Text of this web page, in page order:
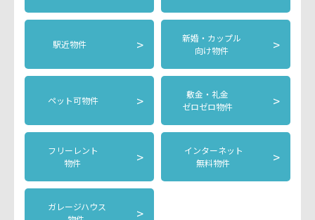
駅近物件 >
新婚・カップル
向け物件
>
ペット可物件 >
敷金・礼金
ゼロゼロ物件
>
フリーレント
物件
>
インターネット
無料物件
>
ガレージハウス
>